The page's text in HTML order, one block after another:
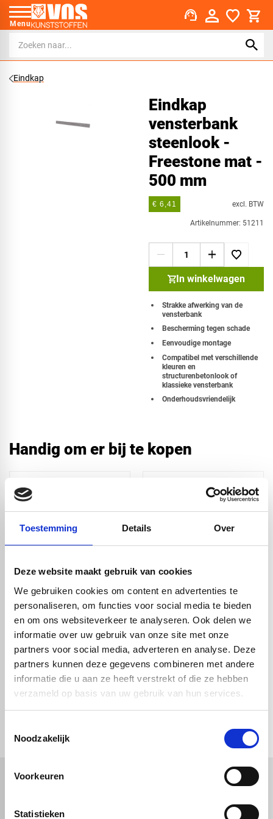
Toestemming Details Over
Deze website maakt gebruik van cookies
We gebruiken cookies om content en advertenties te
personaliseren, om functies voor social media te bieden
en om ons websiteverkeer te analyseren. Ook delen we
informatie over uw gebruik van onze site met onze
partners voor social media, adverteren en analyse. Deze
partners kunnen deze gegevens combineren met andere
informatie die u aan ze heeft verstrekt of die ze hebben
verzameld op basis van uw gebruik van hun services.
Noodzakelijk
Voorkeuren
Statistieken
Menu support_agent
Eindkap
Eindkap
vensterbank
steenlook -
Freestone mat -
500 mm
€ 6,41 excl. BTW
Artikelnummer: 51211
In winkelwagen
Strakke afwerking van de
vensterbank
Bescherming tegen schade
Eenvoudige montage
Compatibel met verschillende
kleuren en
structurenbetonlook of
klassieke vensterbank
Onderhoudsvriendelijk
Handig om er bij te kopen
Eindkap vensterbank
steenlook - Traffic
white - 500 mm
€ 6,41
Eindkap vensterbank
steenlook - Crème -
500 mm
€ 6,41
check_circleVanaf€ 750,-gratis bezorgd